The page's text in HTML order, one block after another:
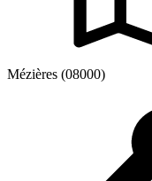
Mézières (08000)